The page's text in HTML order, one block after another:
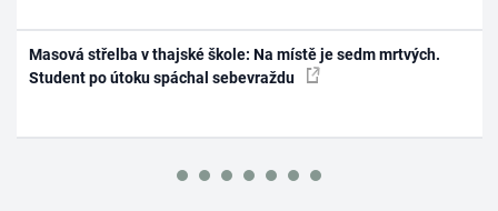
Masová střelba v thajské škole: Na místě je sedm mrtvých.
Student po útoku spáchal sebevraždu